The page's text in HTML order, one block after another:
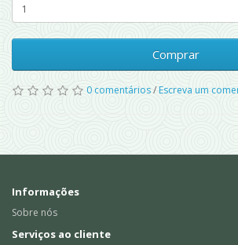
Comprar
0 comentários/Escreva um
Informações
Sobre nós
Serviços ao cliente